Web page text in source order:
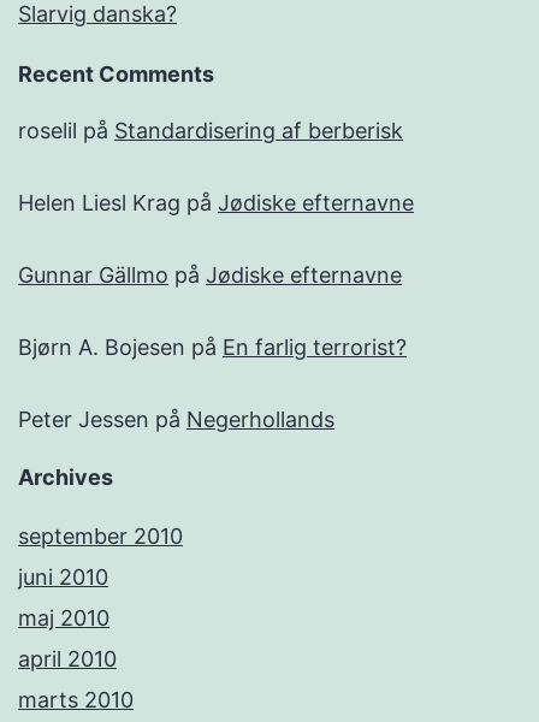
Slarvig danska?
Recent Comments
roselil på Standardisering af berberisk
Helen Liesl Krag på Jødiske efternavne
Gunnar Gällmo på Jødiske efternavne
Bjørn A. Bojesen på En farlig terrorist?
Peter Jessen på Negerhollands
Archives
september 2010
juni 2010
maj 2010
april 2010
marts 2010